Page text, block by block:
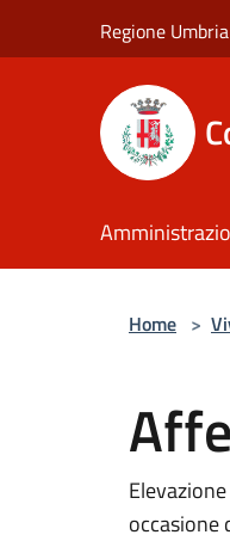
Regione Umbria
Home >
occasione